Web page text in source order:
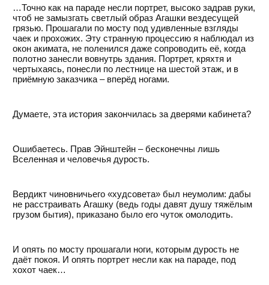
…Точно как на параде несли портрет, высоко задрав руки,
чтоб не замызгать светлый образ Агашки вездесущей
грязью. Прошагали по мосту под удивленные взгляды
чаек и прохожих. Эту странную процессию я наблюдал из
окон акимата, не поленился даже сопроводить её, когда
полотно занесли вовнутрь здания. Портрет, кряхтя и
чертыхаясь, понесли по лестнице на шестой этаж, и в
приёмную заказчика – вперёд ногами.
Думаете, эта история закончилась за дверями кабинета?
Ошибаетесь. Прав Эйнштейн – бесконечны лишь
Вселенная и человечья дурость.
Вердикт чиновничьего «худсовета» был неумолим: дабы
не расстраивать Агашку (ведь годы давят душу тяжёлым
грузом бытия), приказано было его чуток омолодить.
И опять по мосту прошагали ноги, которым дурость не
даёт покоя. И опять портрет несли как на параде, под
хохот чаек…